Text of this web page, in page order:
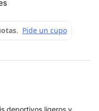
deportivos ligeros y